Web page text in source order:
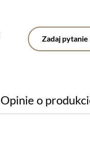
Zadaj pytanie
Opinie o